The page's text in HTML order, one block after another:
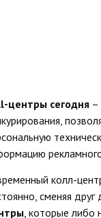
центры сегодня –
колл-
сменяя
, которые либо